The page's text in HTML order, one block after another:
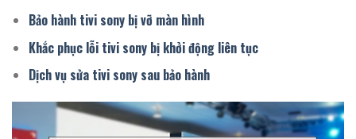
Bảo hành tivi sony bị vỡ màn hình
Khắc phục lỗi tivi sony bị khởi động liên tục
Dịch vụ sửa tivi sony sau bảo hành